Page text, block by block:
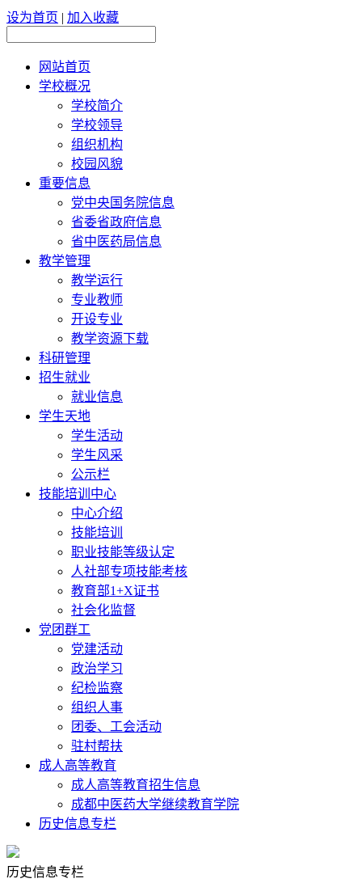
设为首页 | 加入收藏
网站首页
学校概况
学校简介
学校领导
组织机构
校园风貌
重要信息
党中央国务院信息
省委省政府信息
省中医药局信息
教学管理
教学运行
专业教师
开设专业
教学资源下载
科研管理
招生就业
就业信息
学生天地
学生活动
学生风采
公示栏
技能培训中心
中心介绍
技能培训
职业技能等级认定
人社部专项技能考核
教育部1+X证书
社会化监督
党团群工
党建活动
政治学习
纪检监察
组织人事
团委、工会活动
驻村帮扶
成人高等教育
成人高等教育招生信息
成都中医药大学继续教育学院
历史信息专栏
历史信息专栏